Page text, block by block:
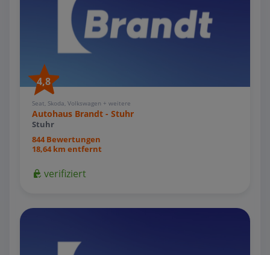
4,8
Seat, Skoda, Volkswagen + weitere
Autohaus Brandt - Stuhr
Stuhr
844 Bewertungen
18,64 km entfernt
verifiziert